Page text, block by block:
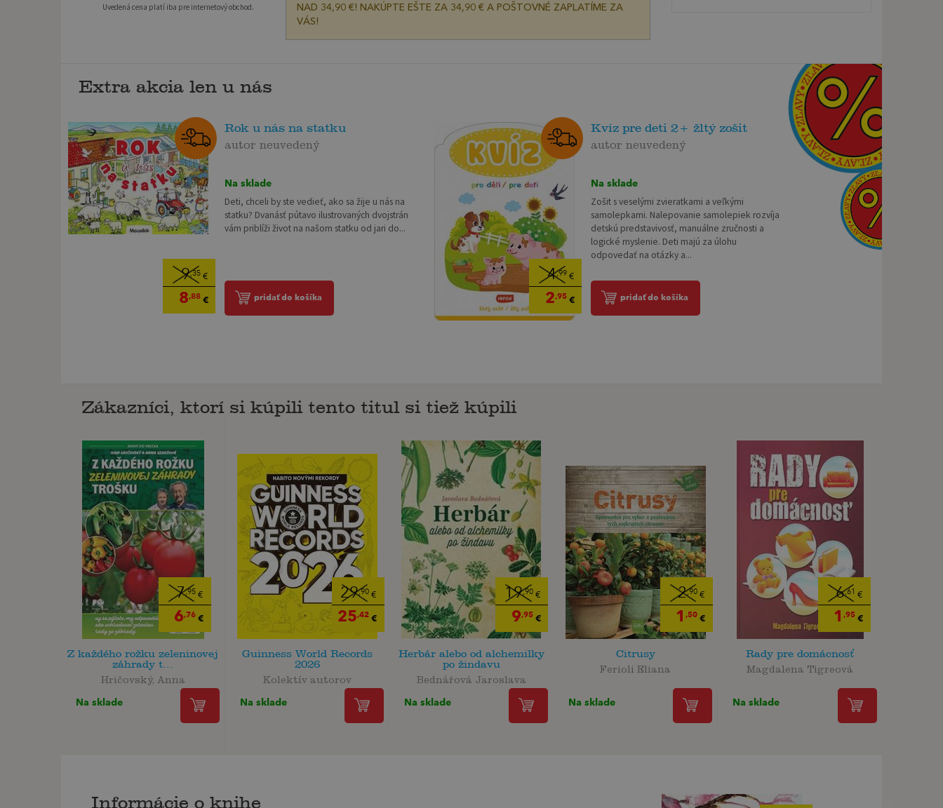
Uvedená cena platí iba pre internetový obchod.
NAD 34,90 €! NAKÚPTE EŠTE ZA 34,90 € A POŠTOVNÉ ZAPLATÍME ZA
VÁS!
Extra akcia len u nás
9,35€
8,88€
Rok u nás na statku
autor neuvedený
Na sklade
Deti, chceli by ste vedieť, ako sa žije u nás na
statku? Dvanásť pútavo ilustrovaných dvojstrán
vám priblíži život na našom statku od jari do...
pridať do košíka
4,99 €
2,95€
Kvíz pre deti 2+ žltý zošit
autor neuvedený
Na sklade
Zošit s veselými zvieratkami a veľkými
samolepkami. Nalepovanie samolepiek rozvíja
detskú predstavivosť, manuálne zručnosti a
logické myslenie. Deti majú za úlohu
odpovedať na otázky a...
pridať do košíka
Zákazníci, ktorí si kúpili tento titul si tiež kúpili
7,95 €
6,76 €
Z každého rožku zeleninovej
záhrady t...
Hričovský, Anna
Na sklade
29,90 €
25,42 €
Guinness World Records
2026
Kolektív autorov
Na sklade
19,90€
9,95€
Herbár alebo od alchemilky
po žindavu
Bednářová Jaroslava
Na sklade
2,90 €
1 ,50 €
Citrusy
Ferioli Eliana
Na sklade
6,61 €
1 ,95 €
Rady pre domácnosť
Magdalena Tigreová
Na sklade
Informácie o knihe